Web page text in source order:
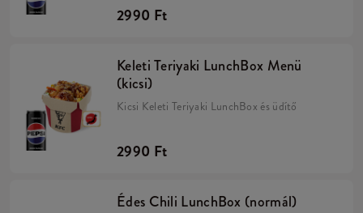
2990 Ft
Keleti Teriyaki LunchBox Menü
(kicsi)
Kicsi Keleti Teriyaki LunchBox és üdítő
2990 Ft
Édes Chili LunchBox (normál)